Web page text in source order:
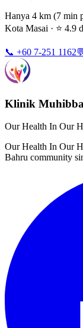
Hanya 4 km (7 min
Kota Masai · ⭐ 4.9
📞 +60 7-251 1162
Klinik
Our Health In Our
Our Health In Our
Bahru community